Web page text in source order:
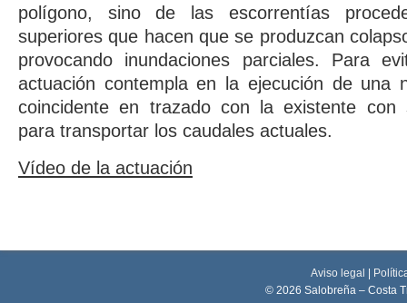
polígono, sino de las escorrentías
superiores que hacen que se produzcan
provocando inundaciones parciales. Para
actuación contempla en la ejecución de una
coincidente en trazado con la existente con
para transportar los caudales actuales.
Vídeo de la actuación
Aviso legal |
© 2026 Salobreña – Costa